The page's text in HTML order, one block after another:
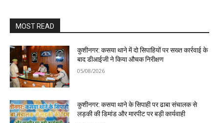
MOST READ
कुशीनगर: कसया थाने में दो सिपाहियों पर सख्त कार्रवाई के
बाद डीआईजी ने किया औचक निरीक्षण
05/08/2026
कुशीनगर: कसया थाने के सिपाही पर ढाबा संचालक से
लड़की की डिमांड और मारपीट पर बड़ी कार्यवाही